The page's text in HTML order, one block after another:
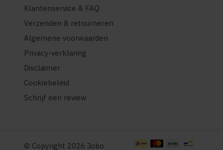
Klantenservice & FAQ
Verzenden & retourneren
Algemene voorwaarden
Privacy-verklaring
Disclaimer
Cookiebeleid
Schrijf een review
© Copyright 2026 Jobo